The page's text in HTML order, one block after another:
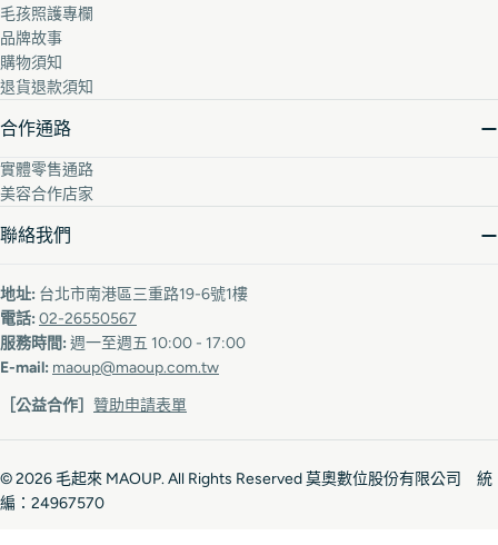
毛孩照護專欄
品牌故事
購物須知
退貨退款須知
合作通路
實體零售通路
美容合作店家
聯絡我們
地址: 台北市南港區三重路19-6號1樓
電話: 02-26550567
服務時間: 週一至週五 10:00 - 17:00
E-mail: maoup@maoup.com.tw
［公益合作］ 贊助申請表單
© 2026 毛起來 MAOUP. All Rights Reserved 莫奧數位股份有限公司 統
編：24967570